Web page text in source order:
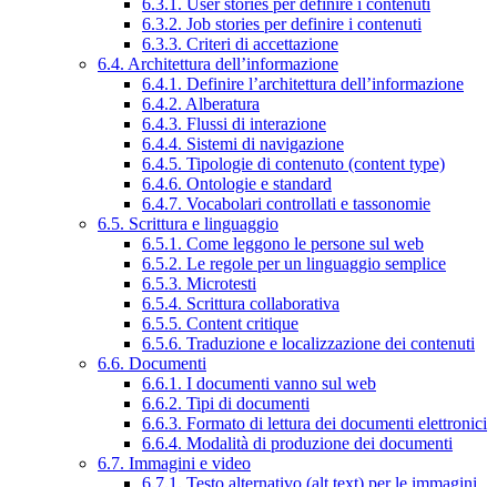
6.3.2. Job stories per definire i contenuti
6.3.3. Criteri di accettazione
6.4. Architettura dell’informazione
6.4.1. Definire l’architettura dell’informazione
6.4.2. Alberatura
6.4.3. Flussi di interazione
6.4.4. Sistemi di navigazione
6.4.5. Tipologie di contenuto (content type)
6.4.6. Ontologie e standard
6.4.7. Vocabolari controllati e tassonomie
6.5. Scrittura e linguaggio
6.5.1. Come leggono le persone sul web
6.5.2. Le regole per un linguaggio semplice
6.5.3. Microtesti
6.5.4. Scrittura collaborativa
6.5.5. Content critique
6.5.6. Traduzione e localizzazione dei contenuti
6.6. Documenti
6.6.1. I documenti vanno sul web
6.6.2. Tipi di documenti
6.6.3. Formato di lettura dei documenti elettronici
6.6.4. Modalità di produzione dei documenti
6.7. Immagini e video
6.7.1. Testo alternativo (alt text) per le immagini